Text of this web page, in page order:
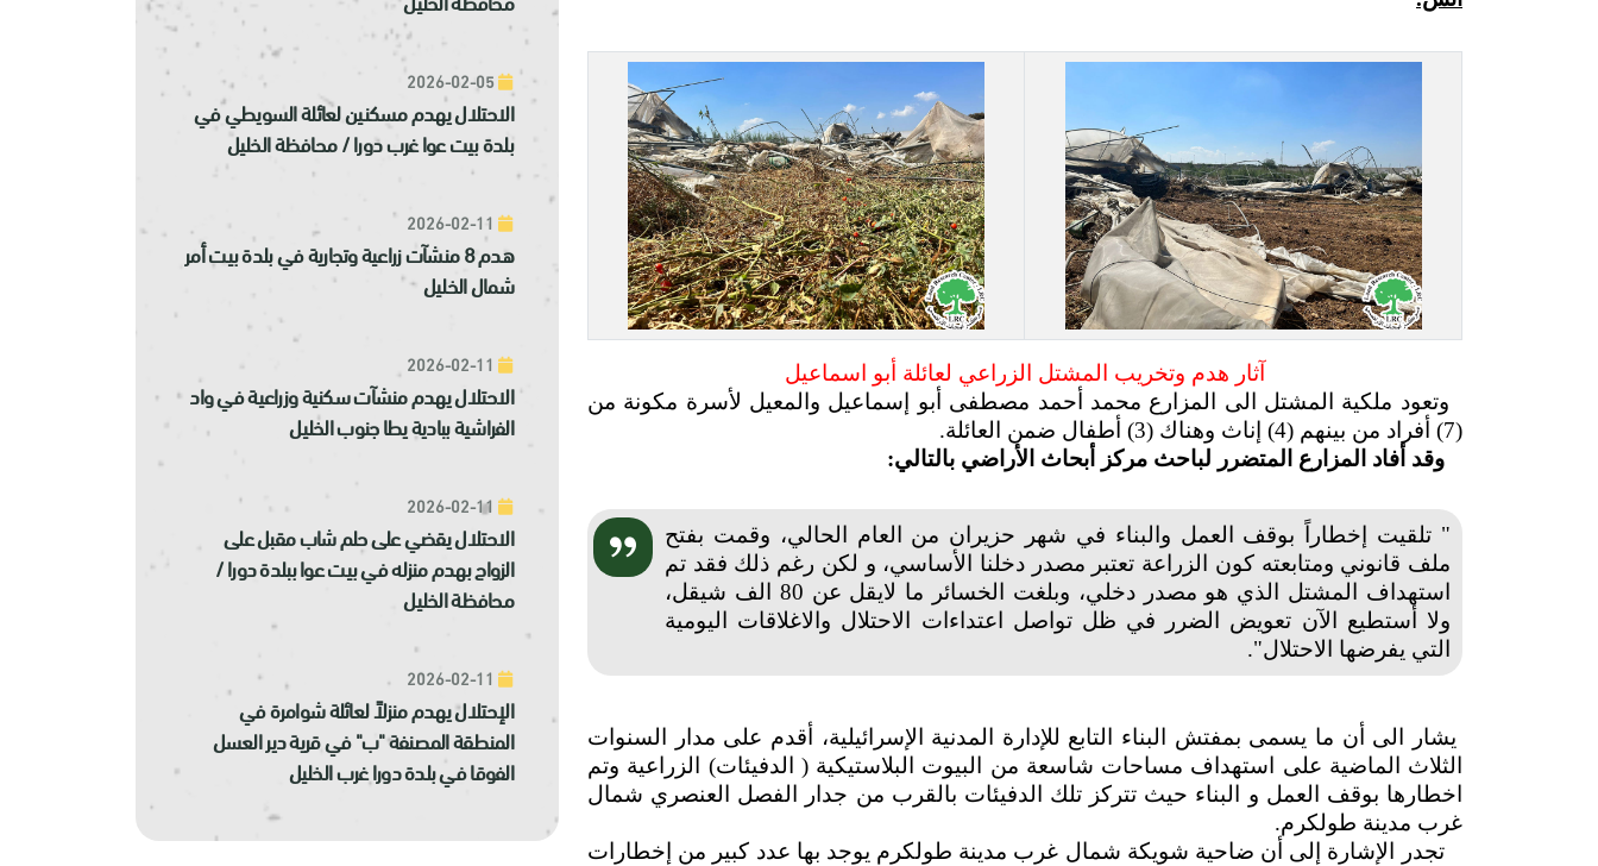
آثار هدم وتخريب المشتل الزراعي لعائلة أبو اسماعيل
وتعود ملكية المشتل الى المزارع محمد أحمد مصطفى أبو إسماعيل والمعيل لأسرة مكونة من
(7) أفراد من بينهم (4) إناث وهناك (3) أطفال ضمن العائلة.
وقد أفاد المزارع المتضرر لباحث مركز أبحاث الأراضي بالتالي:
" تلقيت إخطاراً بوقف العمل والبناء في شهر حزيران من العام الحالي، وقمت بفتح
ملف قانوني ومتابعته كون الزراعة تعتبر مصدر دخلنا الأساسي، و لكن رغم ذلك فقد تم
استهداف المشتل الذي هو مصدر دخلي، وبلغت الخسائر ما لايقل عن 80 الف شيقل،
ولا أستطيع الآن تعويض الضرر في ظل تواصل اعتداءات الاحتلال والاغلاقات اليومية
التي يفرضها الاحتلال".
يشار الى أن ما يسمى بمفتش البناء التابع للإدارة المدنية الإسرائيلية، أقدم على مدار السنوات
الثلاث الماضية على استهداف مساحات شاسعة من البيوت البلاستيكية ( الدفيئات) الزراعية وتم
اخطارها بوقف العمل و البناء حيث تتركز تلك الدفيئات بالقرب من جدار الفصل العنصري شمال
غرب مدينة طولكرم.
تجدر الإشارة إلى أن ضاحية شويكة شمال غرب مدينة طولكرم يوجد بها عدد كبير من إخطارات
الاحتلال يهدم مسكنين لعائلة السويطي في
بلدة بيت عوا غرب دورا / محافظة الخليل
هدم 8 منشآت زراعية وتجارية في بلدة بيت أمر
شمال الخليل
الاحتلال يهدم منشآت سكنية وزراعية في واد
الفراشية ببادية يطا جنوب الخليل
الاحتلال يقضي على حلم شاب مقبل على
الزواج بهدم منزله في بيت عوا ببلدة دورا /
محافظة الخليل
الإحتلال يهدم منزلاً لعائلة شوامرة في
المنطقة المصنفة "ب" في قرية دير العسل
الفوقا في بلدة دورا غرب الخليل